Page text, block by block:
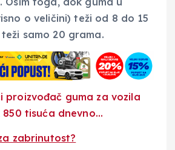
o veličini) teži od 8 do 15
samo 20 grama.
zabrinutost?